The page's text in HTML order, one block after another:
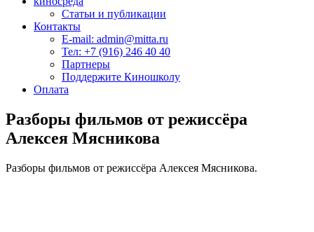
Статьи и публикации
Контакты
E-mail: admin@mitta.ru
Тел: +7 (916) 246 40 40
Партнеры
Поддержите Киношколу
Оплата
Разборы фильмов от режиссёра
Алексея Мясникова
Разборы фильмов от режиссёра Алексея Мясникова.